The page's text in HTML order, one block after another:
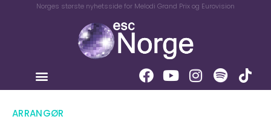
Norges største nyhetsside for Melodi Grand Prix og Eurovision
ARRANGØR